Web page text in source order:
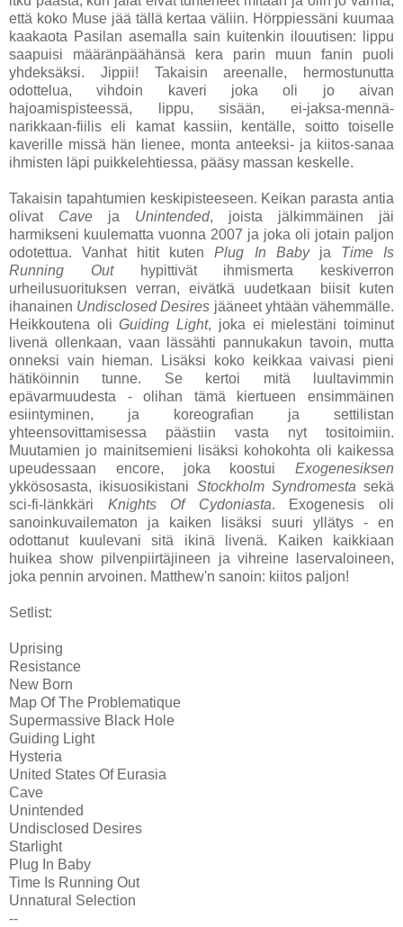
että koko Muse jää tällä kertaa väliin. Hörppiessäni kuumaa
kaakaota Pasilan asemalla sain kuitenkin ilouutisen: lippu
saapuisi määränpäähänsä kera parin muun fanin puoli
yhdeksäksi. Jippii! Takaisin areenalle, hermostunutta
odottelua, vihdoin kaveri joka oli jo aivan
hajoamispisteessä, lippu, sisään, ei-jaksa-mennä-
narikkaan-fiilis eli kamat kassiin, kentälle, soitto toiselle
kaverille missä hän lienee, monta anteeksi- ja kiitos-sanaa
ihmisten läpi puikkelehtiessa, pääsy massan keskelle.
Takaisin tapahtumien keskipisteeseen. Keikan parasta antia
olivat Cave ja Unintended, joista jälkimmäinen jäi
harmikseni kuulematta vuonna 2007 ja joka oli jotain paljon
odotettua. Vanhat hitit kutenPlug In Babyja Time Is
Running
Out
hypittivät ihmismerta keskiverron
urheilusuorituksen verran, eivätkä uudetkaan biisit kuten
ihanainen Undisclosed Desires jääneet yhtään vähemmälle.
Heikkoutena oliGuiding Light, joka ei mielestäni toiminut
livenä ollenkaan, vaan lässähti pannukakun tavoin, mutta
onneksi vain hieman. Lisäksi koko keikkaa vaivasi pieni
hätiköinnin tunne. Se kertoi mitä luultavimmin
epävarmuudesta - olihan tämä kiertueen ensimmäinen
esiintyminen, ja koreografian ja settilistan
yhteensovittamisessa päästiin vasta nyt tositoimiin.
Muutamien jo mainitsemieni lisäksi kohokohta oli kaikessa
upeudessaan encore, joka koostui Exogenesiksen
ykkösosasta, ikisuosikistani Stockholm Syndromesta sekä
sci-fi-länkkäri Knights Of Cydoniasta. Exogenesis oli
sanoinkuvailematon ja kaiken lisäksi suuri yllätys - en
odottanut kuulevani sitä ikinä livenä. Kaiken kaikkiaan
huikea show pilvenpiirtäjineen ja vihreine laservaloineen,
joka pennin arvoinen. Matthew'n sanoin: kiitos paljon!
Setlist:
Uprising
Resistance
New Born
Map Of The Problematique
Supermassive Black Hole
Guiding Light
Hysteria
United States Of Eurasia
Cave
Unintended
Undisclosed Desires
Starlight
Plug In Baby
Time Is Running Out
Unnatural Selection
--